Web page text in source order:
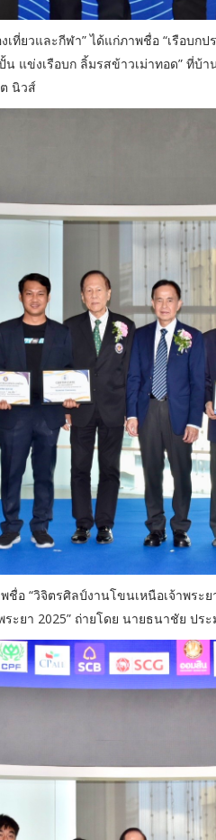
เที่ยวและกีฬา” ได้แก่ภาพชื่อ “เรือบ
แข่งเรือบก ลิ้มรสข้าวเม่าทอด” ที่บ้
นิวส์
ชื่อ “วิจิตรศิลป์งานโขนเหนือเจ้าพระ
ะยา 2025” ถ่ายโดย นายธนาชัย ป